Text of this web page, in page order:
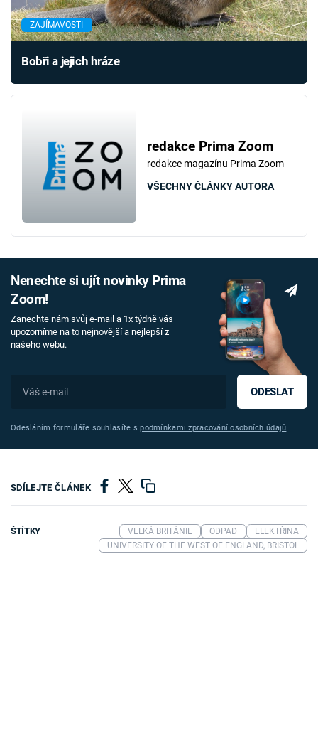
ZAJÍMAVOSTI
Bobři a jejich hráze
redakce Prima Zoom
redakce magazínu Prima Zoom
VŠECHNY ČLÁNKY AUTORA
Nenechte si ujít novinky Prima
Zoom!
Zanechte nám svůj e-mail a 1x týdně vás
upozorníme na to nejnovější a nejlepší z
našeho webu.
ODESLAT
Odesláním formuláře souhlasíte spodmínkami zpracování osobních údajů
SDÍLEJTE ČLÁNEK
ŠTÍTKY VELKÁ BRITÁNIE ODPAD
ELEKTŘINA
UNIVERSITY OF THE WEST OF ENGLAND, BRISTOL